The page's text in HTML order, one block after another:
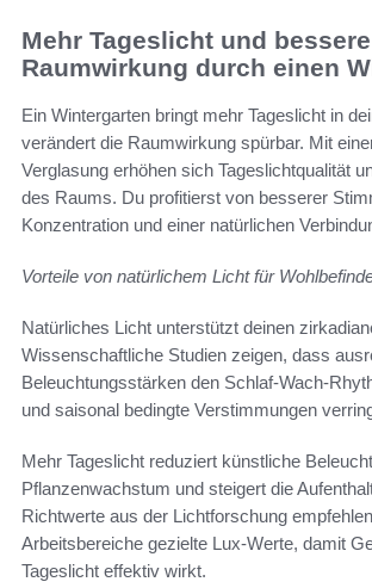
Mehr Tageslicht und bessere
Raumwirkung durch einen
Ein Wintergarten bringt mehr Tageslicht in
verändert die Raumwirkung spürbar. Mit
Verglasung erhöhen sich Tageslichtqualität
des Raums. Du profitierst von besserer
Konzentration und einer natürlichen
Vorteile von natürlichem Licht für
Natürliches Licht unterstützt deinen
Wissenschaftliche Studien zeigen, dass
Beleuchtungsstärken den Schlaf-Wach-
und saisonal bedingte Verstimmungen
Mehr Tageslicht reduziert künstliche
Pflanzenwachstum und steigert die
Richtwerte aus der Lichtforschung
Arbeitsbereiche gezielte Lux-Werte, damit
Tageslicht effektiv wirkt.